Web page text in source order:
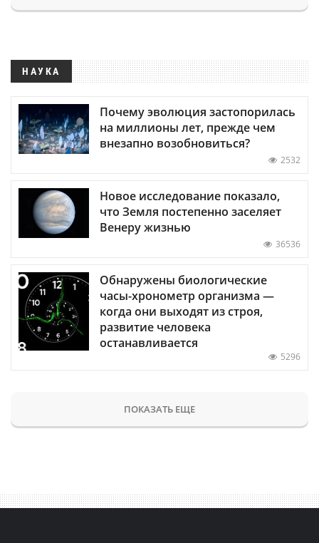
НАУКА
Почему эволюция застопорилась
на миллионы лет, прежде чем
внезапно возобновиться?
2532
Новое исследование показало,
что Земля постепенно заселяет
Венеру жизнью
36536
Обнаружены биологические
часы-хронометр организма —
когда они выходят из строя,
развитие человека
останавливается
5296
ПОКАЗАТЬ ЕЩЕ